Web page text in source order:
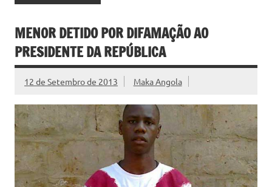
MENOR DETIDO POR DIFAMAÇÃO AO
PRESIDENTE DA REPÚBLICA
12 de Setembro de 2013 Maka Angola